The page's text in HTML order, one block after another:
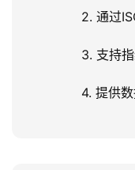
2. 通过
3. 支持
4. 提供